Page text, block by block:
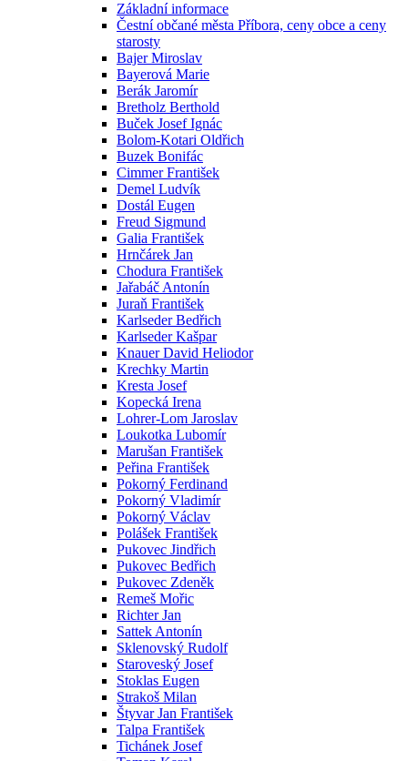
Základní informace
Čestní občané města Příbora, ceny obce a ceny
starosty
Bajer Miroslav
Bayerová Marie
Berák Jaromír
Bretholz Berthold
Buček Josef Ignác
Bolom-Kotari Oldřich
Buzek Bonifác
Cimmer František
Demel Ludvík
Dostál Eugen
Freud Sigmund
Galia František
Hrnčárek Jan
Chodura František
Jařabáč Antonín
Juraň František
Karlseder Bedřich
Karlseder Kašpar
Knauer David Heliodor
Krechky Martin
Kresta Josef
Kopecká Irena
Lohrer-Lom Jaroslav
Loukotka Lubomír
Marušan František
Peřina František
Pokorný Ferdinand
Pokorný Vladimír
Pokorný Václav
Polášek František
Pukovec Jindřich
Pukovec Bedřich
Pukovec Zdeněk
Remeš Mořic
Richter Jan
Sattek Antonín
Sklenovský Rudolf
Staroveský Josef
Stoklas Eugen
Strakoš Milan
Štyvar Jan František
Talpa František
Tichánek Josef